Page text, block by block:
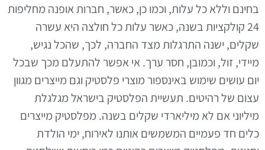
בחינם וללא כל עלות, וכמו כן, כאשר, חברות אופנה מחליפות
24 קולקציות בשנה, כאשר עלות כל חולצה היא עשרה
שקלים, ישנה התרגלות מצד החברה, לכך, שהכל נגיש,
מיידי, זול, וכמובן, חסר ערך. אי אפשר להתעלם מכך שבכל
יום עושים שימוש באינספור מוצרי פלסטיק וגם מייצרים מגוון
עצום של רהיטים. תעשיית הפלסטיק בישראל מגלגלת
מיליוני אם לא מיליארדי שקלים בשנה. מפלסטיק מייצרים
כלים חד פעמיים המשמשים אותנו לאירוח, ימי הולדת